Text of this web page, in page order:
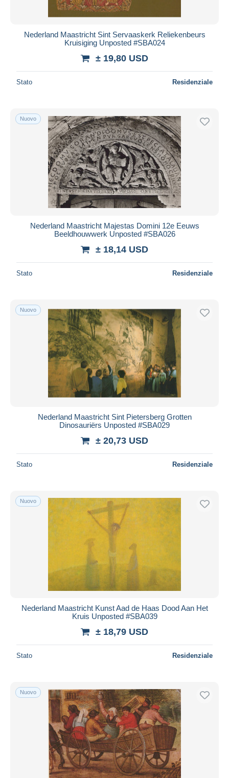
Nederland Maastricht Sint Servaaskerk Reliekenbeurs
Kruisiging Unposted #SBA024
± 19,80 USD
Stato Residenziale
Nuovo
Nederland Maastricht Majestas Domini 12e Eeuws
Beeldhouwwerk Unposted #SBA026
± 18,14 USD
Stato Residenziale
Nuovo
Nederland Maastricht Sint Pietersberg Grotten
Dinosauriërs Unposted #SBA029
± 20,73 USD
Stato Residenziale
Nuovo
Nederland Maastricht Kunst Aad de Haas Dood Aan Het
Kruis Unposted #SBA039
± 18,79 USD
Stato Residenziale
Nuovo